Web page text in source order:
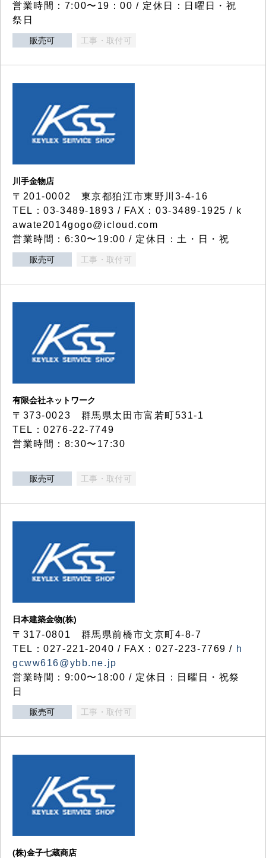
営業時間：7:00〜19：00 / 定休日：日曜日・祝
祭日
販売可 工事・取付可
川手金物店
〒201-0002 東京都狛江市東野川3-4-16
TEL：03-3489-1893 / FAX：03-3489-1925 / k
awate2014gogo@icloud.com
営業時間：6:30〜19:00 / 定休日：土・日・祝
販売可 工事・取付可
有限会社ネットワーク
〒373-0023 群馬県太田市富若町531-1
TEL：0276-22-7749
営業時間：8:30〜17:30
販売可 工事・取付可
日本建築金物(株)
〒317‐0801 群馬県前橋市文京町4-8-7
TEL：027-221-2040 / FAX：027-223-7769 / h
gcww616@ybb.ne.jp
営業時間：9:00〜18:00 / 定休日：日曜日・祝祭
日
販売可 工事・取付可
(株)金子七蔵商店